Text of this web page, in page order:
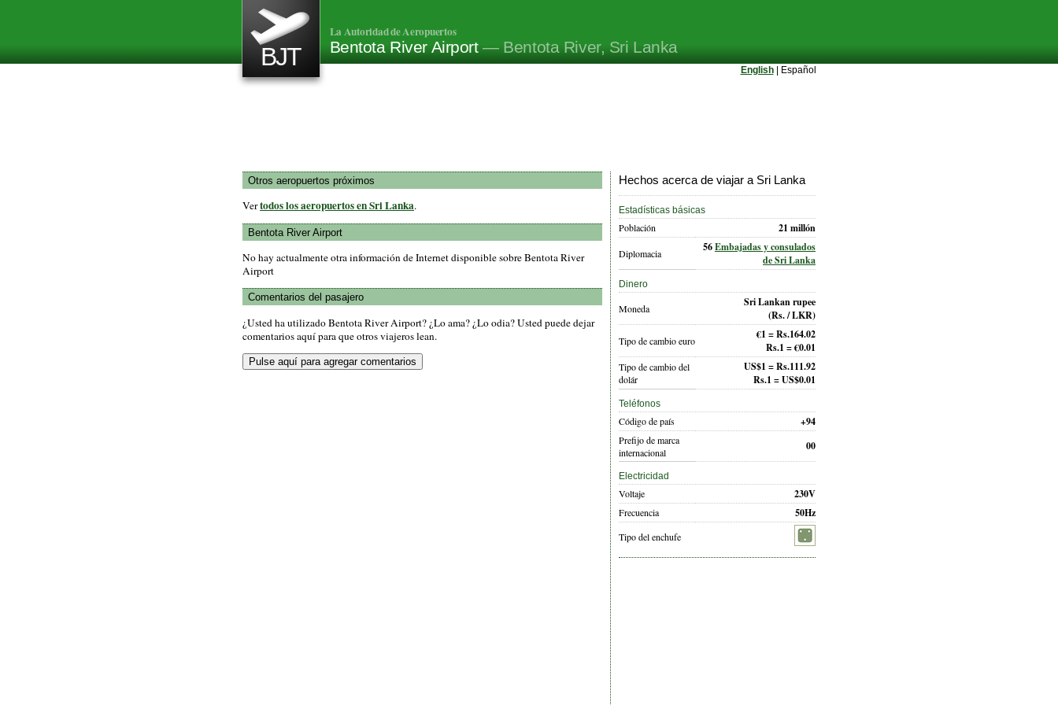
BJT
La Autoridad de Aeropuertos
Bentota River Airport— Bentota River, Sri Lanka
English| Español
Otros aeropuertos próximos
Vertodos los aeropuertos en Sri Lanka.
Bentota River Airport
No hay actualmente otra información de Internet disponible sobre Bentota River
Airport
Comentarios del pasajero
¿Usted ha utilizado Bentota River Airport? ¿Lo ama? ¿Lo odia? Usted puede dejar
comentarios aquí para que otros viajeros lean.
Hechos acerca de viajar a Sri Lanka
Estadísticas básicas
Población 21 millón
Diplomacia 56Embajadas y consulados
de Sri Lanka
Dinero
Moneda
Sri Lankan rupee
(Rs. / LKR)
Tipo de cambio euro
€1 = Rs.164.02
Rs.1 = €0.01
Tipo de cambio del
dolár
US$1 = Rs.111.92
Rs.1 = US$0.01
Teléfonos
Código de país +94
Prefijo de marca
internacional
00
Electricidad
Voltaje 230V
Frecuencia 50Hz
Tipo del enchufe